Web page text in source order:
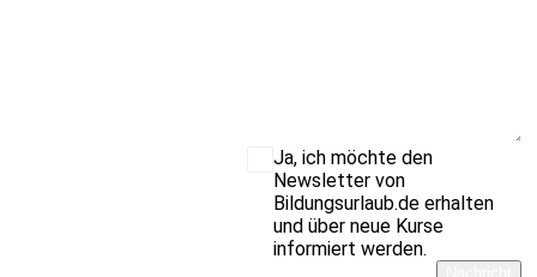
Ja, ich möchte den
Newsletter von
Bildungsurlaub.de erhalten
und über neue Kurse
informiert werden.